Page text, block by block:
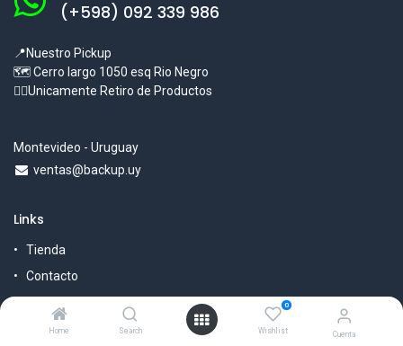
Home Search
0
Wishlist Cuenta
(+598) 092 339 986
📍Nuestro Pickup
🗺 Cerro largo 1050 esq Rio Negro
☝🏻Unicamente Retiro de Productos
Montevideo - Uruguay
ventas@backup.uy
Links
Tienda
Contacto
Garantías